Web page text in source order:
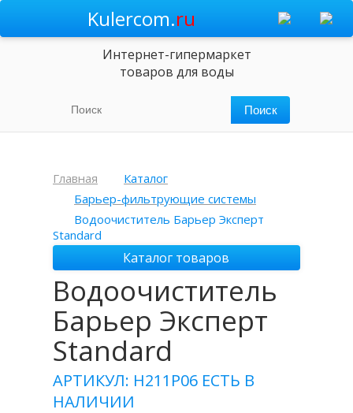
Kulercom.ru
Интернет-гипермаркет
товаров для воды
Главная
Каталог
Барьер-фильтрующие системы
Водоочиститель Барьер Эксперт
Standard
Каталог товаров
Водоочиститель
Барьер Эксперт
Standard
АРТИКУЛ: Н211Р06 ЕСТЬ В
НАЛИЧИИ